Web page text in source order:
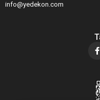
info@yedekon.com